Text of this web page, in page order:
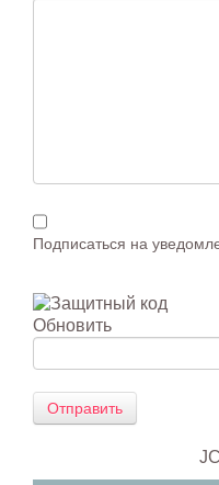
Подписаться на
Обновить
Отправить